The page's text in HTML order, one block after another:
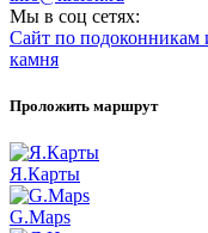
Мы в соц сетях:
Сайт по подоконникам
камня
Проложить маршрут
Я.Карты
G.Maps